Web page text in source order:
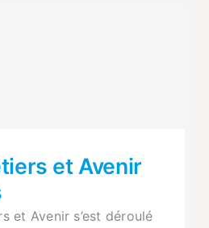
et Avenir
et Avenir s’est déroulé